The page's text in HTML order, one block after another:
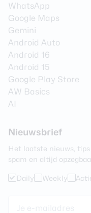
WhatsApp
Google Maps
Gemini
Android Auto
Android 16
Android 15
Google Play Store
AW Basics
AI
Nieuwsbrief
Het laatste nieuws,
spam en altijd
Daily Weekly